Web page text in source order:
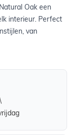
Oak een
interieur. Perfect
van